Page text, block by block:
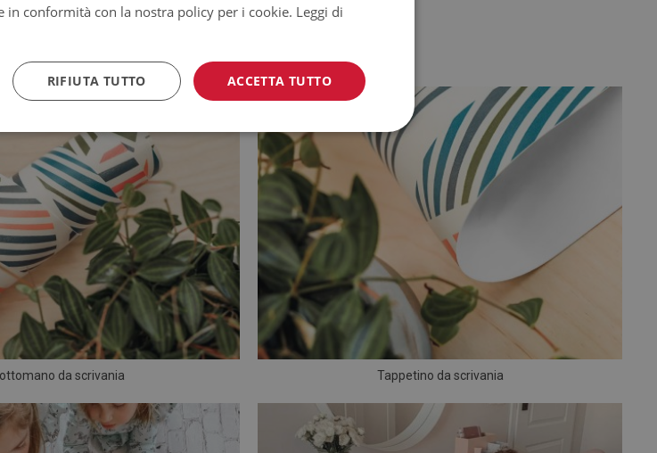
da scrivania Tappetino da scrivania
conformità con la nostra policy per i cookie. Leggi di
ACCETTA TUTTO
RIFIUTA TUTTO